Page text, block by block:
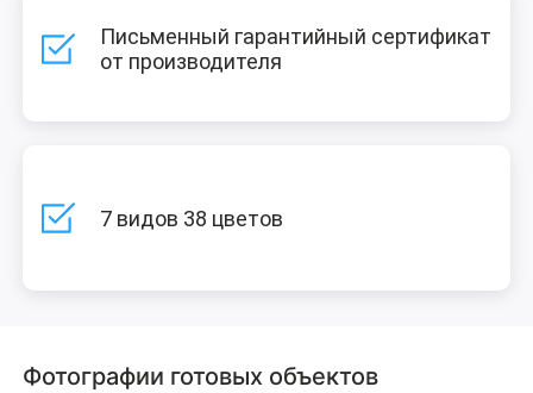
Письменный гарантийный сертификат
от производителя
7 видов 38 цветов
Фотографии готовых объектов